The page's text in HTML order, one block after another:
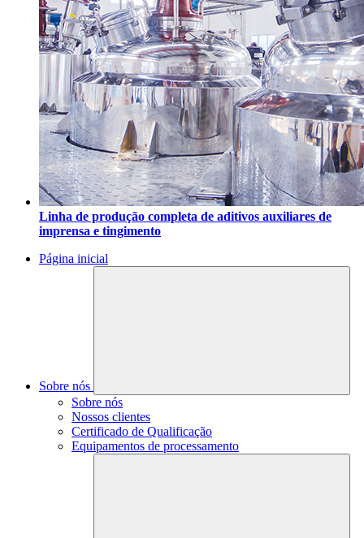
Linha de produção completa de aditivos auxiliares de
imprensa e tingimento
Página inicial
Sobre nós
Sobre nós
Nossos clientes
Certificado de Qualificação
Equipamentos de processamento